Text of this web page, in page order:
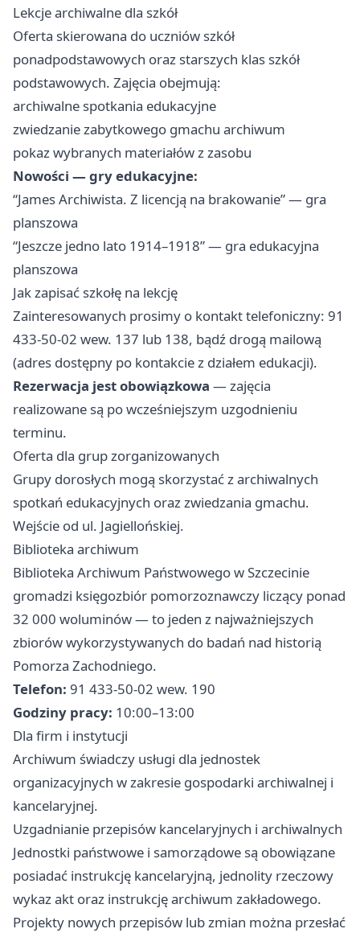
Lekcje archiwalne dla szkół
Oferta skierowana do uczniów szkół
ponadpodstawowych oraz starszych klas szkół
podstawowych. Zajęcia obejmują:
archiwalne spotkania edukacyjne
zwiedzanie zabytkowego gmachu archiwum
pokaz wybranych materiałów z zasobu
Nowości — gry edukacyjne:
“James Archiwista. Z licencją na brakowanie” — gra
planszowa
“Jeszcze jedno lato 1914–1918” — gra edukacyjna
planszowa
Jak zapisać szkołę na lekcję
Zainteresowanych prosimy o kontakt telefoniczny: 91
433-50-02 wew. 137 lub 138, bądź drogą mailową
(adres dostępny po kontakcie z działem edukacji).
Rezerwacja jest obowiązkowa — zajęcia
realizowane są po wcześniejszym uzgodnieniu
terminu.
Oferta dla grup zorganizowanych
Grupy dorosłych mogą skorzystać z archiwalnych
spotkań edukacyjnych oraz zwiedzania gmachu.
Wejście od ul. Jagiellońskiej.
Biblioteka archiwum
Biblioteka Archiwum Państwowego w Szczecinie
gromadzi księgozbiór pomorzoznawczy liczący ponad
32 000 woluminów — to jeden z najważniejszych
zbiorów wykorzystywanych do badań nad historią
Pomorza Zachodniego.
Telefon: 91 433-50-02 wew. 190
Godziny pracy: 10:00–13:00
Dla firm i instytucji
Archiwum świadczy usługi dla jednostek
organizacyjnych w zakresie gospodarki archiwalnej i
kancelaryjnej.
Uzgadnianie przepisów kancelaryjnych i archiwalnych
Jednostki państwowe i samorządowe są obowiązane
posiadać instrukcję kancelaryjną, jednolity rzeczowy
wykaz akt oraz instrukcję archiwum zakładowego.
Projekty nowych przepisów lub zmian można przesłać